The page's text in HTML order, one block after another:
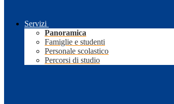
Servizi
Panoramica
Famiglie e studenti
Personale scolastico
Percorsi di studio